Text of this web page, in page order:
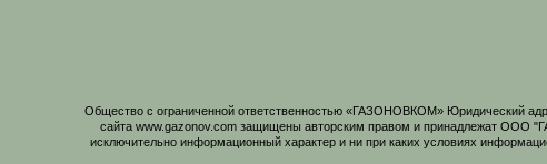
Общество с ограниченной ответственностью «ГАЗОНОВКОМ» Юридический
сайта www.gazonov.com защищены авторским правом и принадлежат ООО
исключительно информационный характер и ни при каких условиях